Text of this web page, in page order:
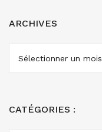
ARCHIVES
ARCHIVES
CATÉGORIES :